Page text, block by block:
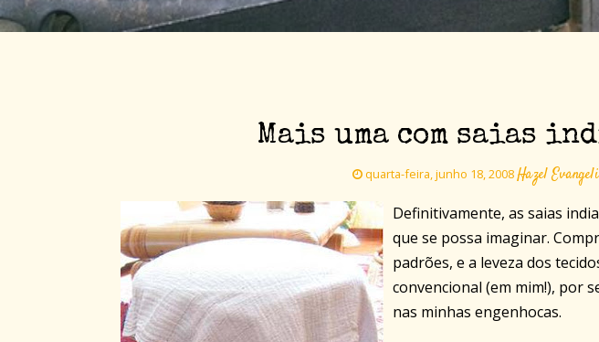
Mais uma com saias
quarta-feira, junho 18, 2008Hazel
Definitivamente, as saias
que se possa imaginar.
padrões, e a leveza dos
convencional (em mim!), por
nas minhas engenhocas.